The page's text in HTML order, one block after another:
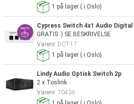
1 på lager ( i Oslo)
Cypress Switch 4x1 Audio Digital
GRATIS :) SE BESKRIVELSE
Varenr DCT-17
1 på lager ( i Oslo)
Lindy Audio Optisk Switch 2p
2 x Toslink
Varenr 70436